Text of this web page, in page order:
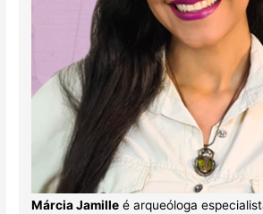
Márcia Jamilleé arqueóloga